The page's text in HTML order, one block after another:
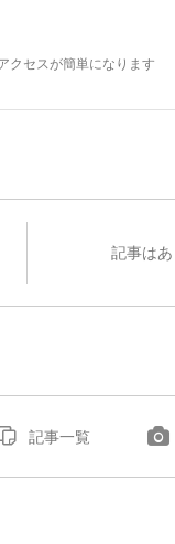
クセスが簡単になります
記事は
記事一覧